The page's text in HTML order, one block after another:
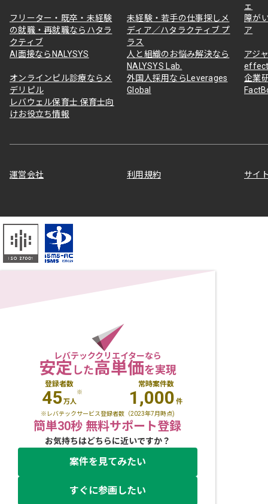
ェ
フリーター・既卒・未経験
の就職・再就職ならハタラ
クティブ
未経験・若手の仕事探しメ
ディア／ハタラクティブ プ
ラス
障が
ア
AI面接ならNALYSYS
人と組織のお悩み解決なら
NALYSYS Lab.
アジ
オンラインピル診療ならメ
デリピル
外国人採用ならLeverages
Global
企業
レバウェル保育士 保育士向
けお役立ち情報
運営会社 利用規約 サイ
レバテッククリエイターなら
安定した高単価を実現
登録者数
45万人
※
常時案件数
1,000 件
※レバテックサービス登録者数（2023年7月時点)
簡単30秒 無料サポート登録
お気持ちはどちらに近いですか？
案件を見てみたい
すぐに参画したい